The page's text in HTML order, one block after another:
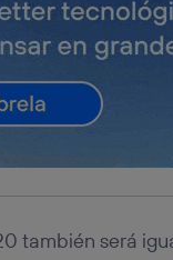
también será